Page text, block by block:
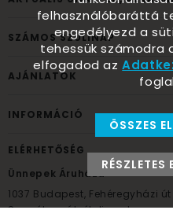
SZÁMOS SZÜLINAP
AJÁNLATOK
INFORMÁCIÓ
ELÉRHETŐSÉG
Ünnepek Áruháza
1037 Budapest, Fehéregyházi út
Személyes átvételi pont
felhasználóbaráttá
engedélyezd a
tehessük számodra
elfogadod az
ÖSSZES